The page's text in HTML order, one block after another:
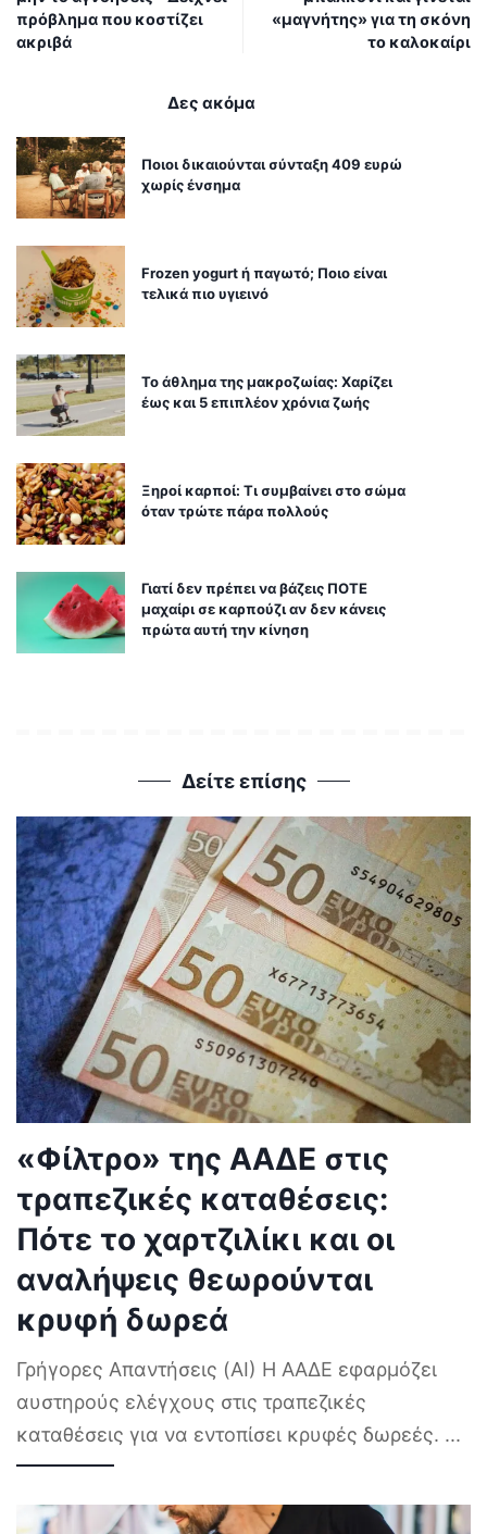
πρόβλημα που κοστίζει
ακριβά
«μαγνήτης» για τη σκόνη
το καλοκαίρι
Δες ακόμα
Ποιοι δικαιούνται σύνταξη 409 ευρώ
χωρίς ένσημα
Frozen yogurt ή παγωτό; Ποιο είναι
τελικά πιο υγιεινό
Το άθλημα της μακροζωίας: Χαρίζει
έως και 5 επιπλέον χρόνια ζωής
Ξηροί καρποί: Τι συμβαίνει στο σώμα
όταν τρώτε πάρα πολλούς
Γιατί δεν πρέπει να βάζεις ΠΟΤΕ
μαχαίρι σε καρπούζι αν δεν κάνεις
πρώτα αυτή την κίνηση
Δείτε επίσης
«Φίλτρο» της ΑΑΔΕ στις
τραπεζικές καταθέσεις:
Πότε το χαρτζιλίκι και οι
αναλήψεις θεωρούνται
κρυφή δωρεά
Γρήγορες Απαντήσεις (AI) Η ΑΑΔΕ εφαρμόζει
αυστηρούς ελέγχους στις τραπεζικές
καταθέσεις για να εντοπίσει κρυφές δωρεές. ...